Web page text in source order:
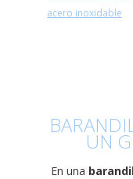
acero inoxidable
UN
En una